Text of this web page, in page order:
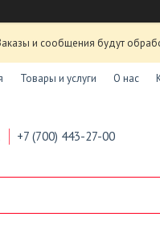
и сообщения будут
Товары и услуги О нас
+7 (700) 443-27-00